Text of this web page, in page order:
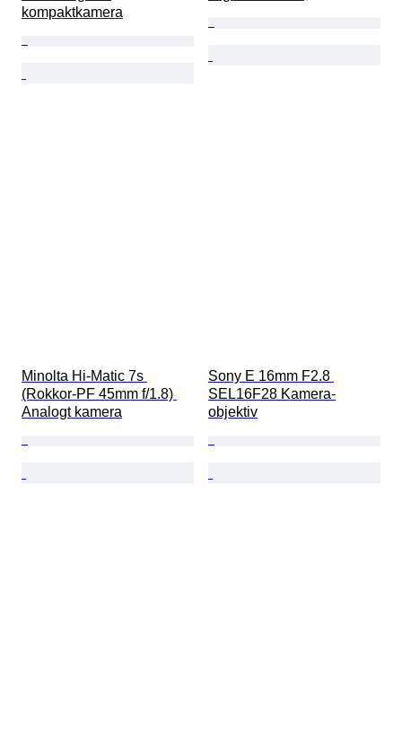
kompaktkamera
Minolta Hi-Matic 7s
(Rokkor-PF 45mm f/1.8)
Analogt kamera
Sony E 16mm F2.8
SEL16F28 Kamera-
objektiv